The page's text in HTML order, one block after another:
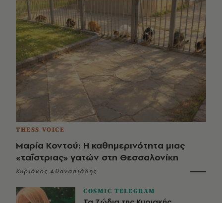
THESS VOICE
Μαρία Κοντού: Η καθημερινότητα μιας
«ταΐστριας» γατών στη Θεσσαλονίκη
Κυριάκος Αθανασιάδης
COSMIC TELEGRAM